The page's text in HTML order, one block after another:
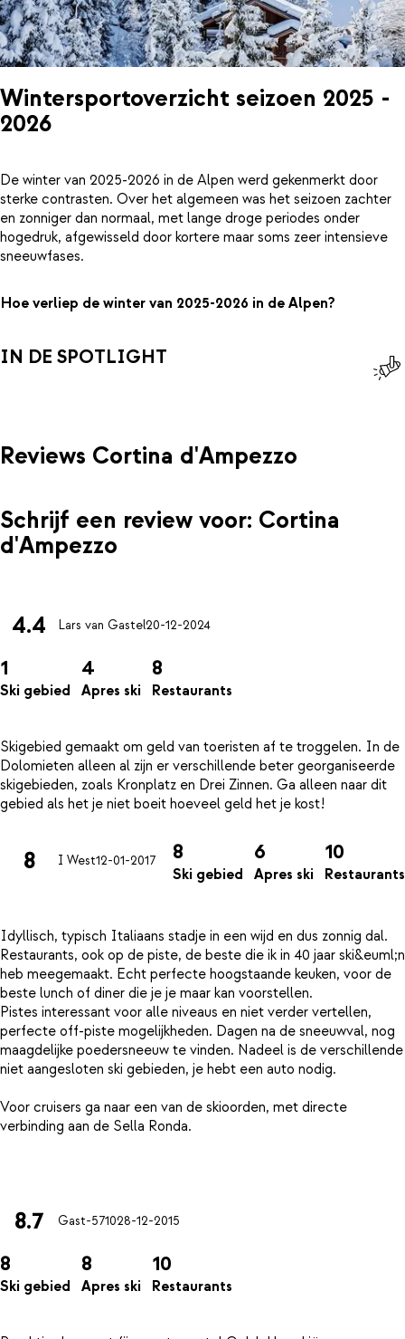
Wintersportoverzicht seizoen 2025 -
2026
De winter van 2025-2026 in de Alpen werd gekenmerkt door
sterke contrasten. Over het algemeen was het seizoen zachter
en zonniger dan normaal, met lange droge periodes onder
hogedruk, afgewisseld door kortere maar soms zeer intensieve
sneeuwfases.
Hoe verliep de winter van 2025-2026 in de Alpen?
IN DE SPOTLIGHT
Reviews Cortina d'Ampezzo
Schrijf een review voor: Cortina
d'Ampezzo
4.4 Lars van Gastel20-12-2024
1
Ski gebied
4
Apres ski
8
Restaurants
Skigebied gemaakt om geld van toeristen af te troggelen. In de
Dolomieten alleen al zijn er verschillende beter georganiseerde
skigebieden, zoals Kronplatz en Drei Zinnen. Ga alleen naar dit
8 I West12-01-2017 8
Ski gebied
6
Apres ski
10
Restaurants
Idyllisch, typisch Italiaans stadje in een wijd en dus zonnig dal.
Restaurants, ook op de piste, de beste die ik in 40 jaar ski&euml;n
heb meegemaakt. Echt perfecte hoogstaande keuken, voor de
beste lunch of diner die je je maar kan voorstellen.
Pistes interessant voor alle niveaus en niet verder vertellen,
perfecte off-piste mogelijkheden. Dagen na de sneeuwval, nog
maagdelijke poedersneeuw te vinden. Nadeel is de verschillende
niet aangesloten ski gebieden, je hebt een auto nodig.
Voor cruisers ga naar een van de skioorden, met directe
verbinding aan de Sella Ronda.
8.7 Gast-571028-12-2015
8
Ski gebied
8
Apres ski
10
Restaurants